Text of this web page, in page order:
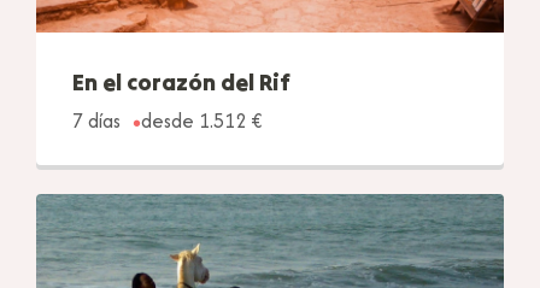
En el corazón del Rif
7 días
desde 1.512 €